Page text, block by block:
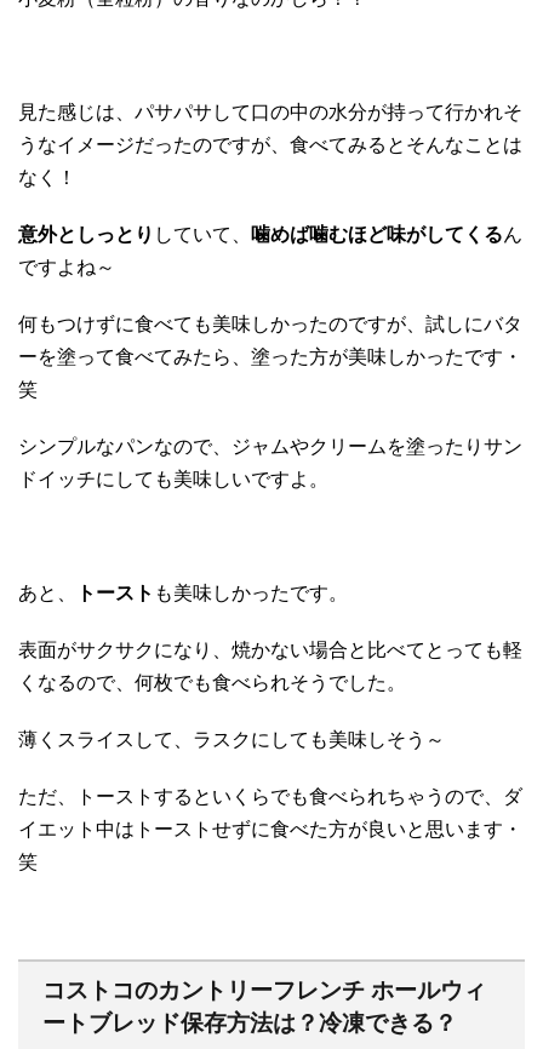
見た感じは、パサパサして口の中の水分が持って行かれそ
うなイメージだったのですが、食べてみるとそんなことは
なく！
意外としっとり していて、 噛めば噛むほど味がしてくるん
ですよね～
何もつけずに食べても美味しかったのですが、試しにバタ
ーを塗って食べてみたら、塗った方が美味しかったです・
笑
シンプルなパンなので、ジャムやクリームを塗ったりサン
ドイッチにしても美味しいですよ。
あと、 トースト も美味しかったです。
表面がサクサクになり、焼かない場合と比べてとっても軽
くなるので、何枚でも食べられそうでした。
薄くスライスして、ラスクにしても美味しそう～
ただ、トーストするといくらでも食べられちゃうので、ダ
イエット中はトーストせずに食べた方が良いと思います・
笑
コストコのカントリーフレンチ ホールウィ
ートブレッド保存方法は？冷凍できる？